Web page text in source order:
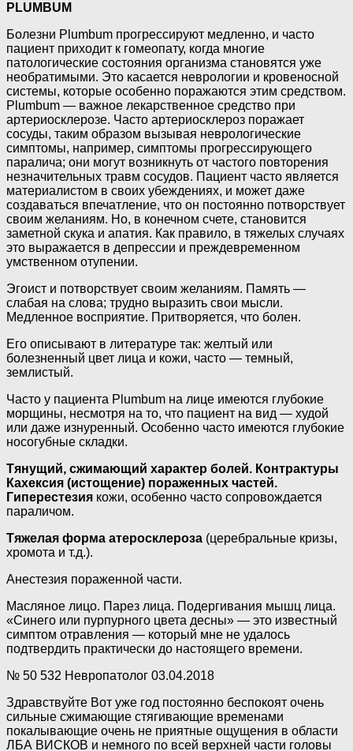
PLUMBUM
Болезни Plumbum прогрессируют медленно, и часто
пациент приходит к гомеопату, когда многие
патологические состояния организма становятся уже
необратимыми. Это касается неврологии и кровеносной
системы, которые особенно поражаются этим средством.
Plumbum — важное лекарственное средство при
артериосклерозе. Часто артериосклероз поражает
сосуды, таким образом вызывая неврологические
симптомы, например, симптомы прогрессирующего
паралича; они могут возникнуть от частого повторения
незначительных травм сосудов. Пациент часто является
материалистом в своих убеждениях, и может даже
создаваться впечатление, что он постоянно потворствует
своим желаниям. Но, в конечном счете, становится
заметной скука и апатия. Как правило, в тяжелых случаях
это выражается в депрессии и преждевременном
умственном отупении.
Эгоист и потворствует своим желаниям. Память —
слабая на слова; трудно выразить свои мысли.
Медленное восприятие. Притворяется, что болен.
Его описывают в литературе так: желтый или
болезненный цвет лица и кожи, часто — темный,
землистый.
Часто у пациента Plumbum на лице имеются глубокие
морщины, несмотря на то, что пациент на вид — худой
или даже изнуренный. Особенно часто имеются глубокие
носогубные складки.
Тянущий, сжимающий характер болей. Контрактуры
Кахексия (истощение) пораженных частей.
Гиперестезия кожи, особенно часто сопровождается
параличом.
Тяжелая форма атеросклероза (церебральные кризы,
хромота и т.д.).
Анестезия пораженной части.
Масляное лицо. Парез лица. Подергивания мышц лица.
«Синего или пурпурного цвета десны» — это известный
симптом отравления — который мне не удалось
подтвердить практически до настоящего времени.
№ 50 532 Невропатолог 03.04.2018
Здравствуйте Вот уже год постоянно беспокоят очень
сильные сжимающие стягивающие временами
покалывающие очень не приятные ощущения в области
ЛБА ВИСКОВ и немного по всей верхней части головы